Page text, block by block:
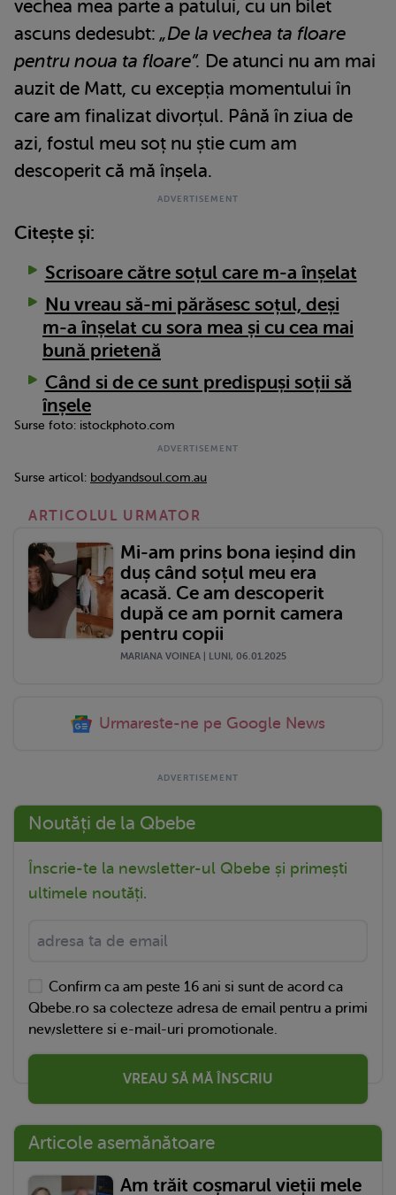
vechea mea parte a patului, cu un bilet
ascuns dedesubt: „De la vechea ta floare
pentru noua ta floare”. De atunci nu am mai
auzit de Matt, cu excepția momentului în
care am finalizat divorțul. Până în ziua de
azi, fostul meu soț nu știe cum am
descoperit că mă înșela.
Citește și:
Scrisoare către soțul care m-a înșelat
Nu vreau să-mi părăsesc soțul, deși
m-a înșelat cu sora mea și cu cea mai
bună prietenă
Când si de ce sunt predispuși soții să
înșele
Surse foto: istockphoto.com
Surse articol: bodyandsoul.com.au
ARTICOLUL URMATOR
Mi-am prins bona ieșind din
duș când soțul meu era
acasă. Ce am descoperit
după ce am pornit camera
pentru copii
MARIANA VOINEA | LUNI, 06.01.2025
Urmareste-ne pe Google News
Noutăți de la Qbebe
Înscrie-te la newsletter-ul Qbebe și primești
ultimele noutăți.
Confirm ca am peste 16 ani si sunt de acord ca
Qbebe.ro sa colecteze adresa de email pentru a primi
newslettere si e-mail-uri promotionale.
VREAU SĂ MĂ ÎNSCRIU
Articole asemănătoare
Am trăit coșmarul vieții mele